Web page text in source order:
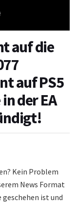
auf die
auf PS5
der EA
Kein Problem
News Format
geschehen ist und